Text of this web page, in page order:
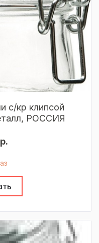
с/кр клипсой
РОССИЯ